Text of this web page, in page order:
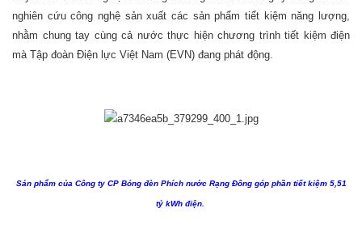
nghiên cứu công nghệ sản xuất các sản phẩm tiết kiệm năng lượng,
nhằm chung tay cùng cả nước thực hiện chương trình tiết kiệm điện
mà Tập đoàn Điện lực Việt Nam (EVN) đang phát động.
Sản phẩm của Công ty CP Bóng đèn Phích nước Rạng Đông góp phần tiết kiệm 5,51
tỷ kWh điện.